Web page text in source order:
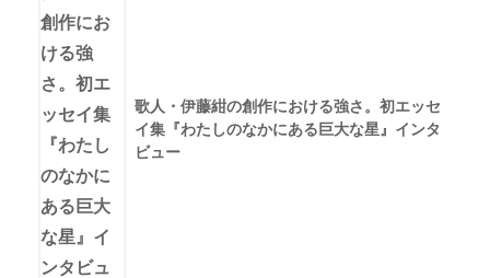
歌人・伊藤紺の創作における強さ。初エッセ
イ集『わたしのなかにある巨大な星』インタ
ビュー